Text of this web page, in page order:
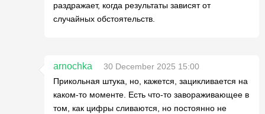
раздражает, когда результаты зависят от
случайных обстоятельств.
arnochka
30 December 2025 15:00
Прикольная штука, но, кажется, зацикливается на
каком-то моменте. Есть что-то завораживающее в
том, как цифры сливаются, но постоянно не